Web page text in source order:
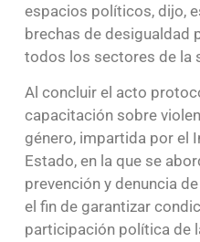
espacios políticos, dijo,
brechas de desigualdad
todos los sectores de la
Al concluir el acto
capacitación sobre
género, impartida por el
Estado, en la que se
prevención y denuncia
el fin de garantizar
participación política de